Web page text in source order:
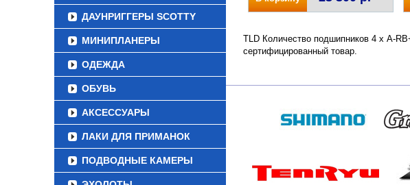
ДАУНРИГГЕРЫ SCOTTY
МИНИПЛАНЕРЫ
ОДЕЖДА
ОБУВЬ
АКСЕССУАРЫ
ЛАКИ ДЛЯ ПРИМАНОК
ПОДВОДНЫЕ КАМЕРЫ
TLD Количество подшипников 4 х A-
сертифицированный товар.